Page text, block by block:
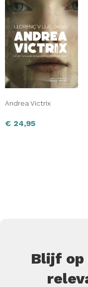
Andrea Victrix
€ 24,95
Blijf op